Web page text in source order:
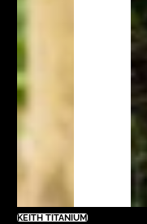
KEITH TITANIUM